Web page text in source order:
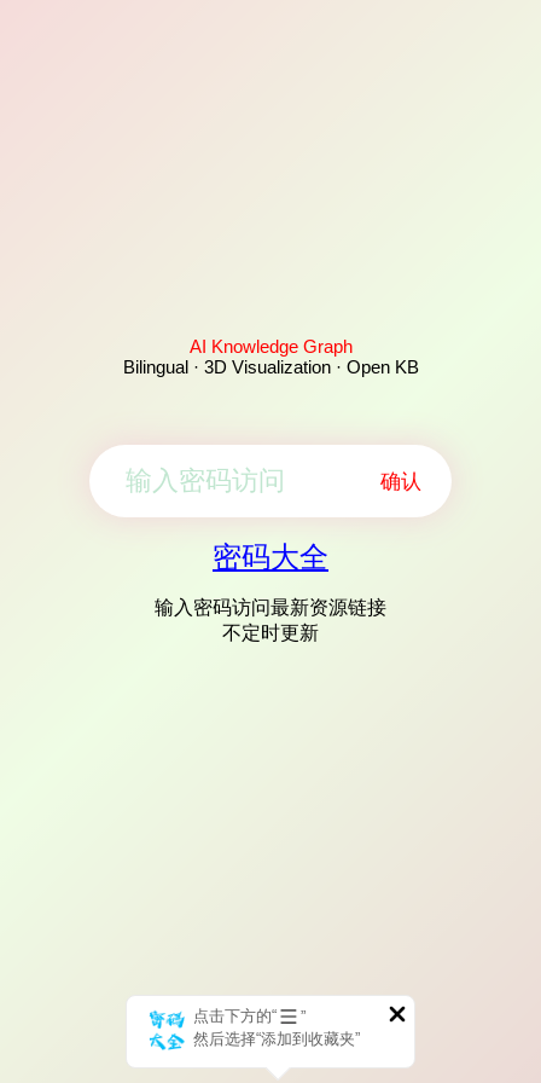
AI Knowledge Graph
Bilingual · 3D Visualization · Open KB
确认
密码大全
输入密码访问最新资源链接
不定时更新
点击下方的“
”
然后选择“添加到收藏夹”